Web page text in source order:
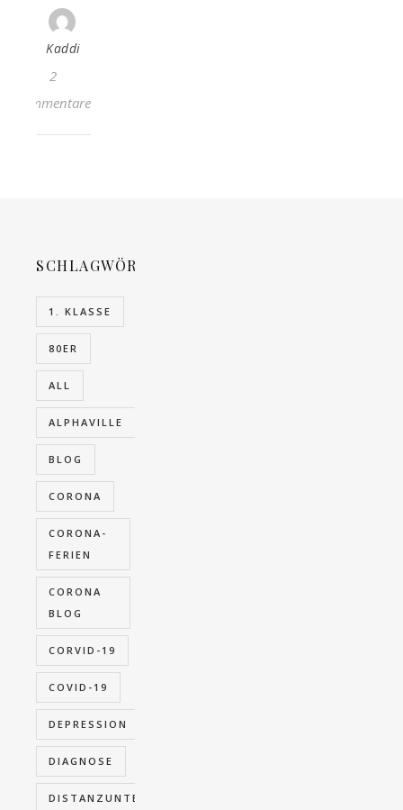
Kaddi
2
Kommentare
SCHLAGWÖRTER
1. KLASSE
80ER
ALL
ALPHAVILLE
BLOG
CORONA
CORONA-
FERIEN
CORONA
BLOG
CORVID-19
COVID-19
DEPRESSION
DIAGNOSE
DISTANZUNTERRICHT